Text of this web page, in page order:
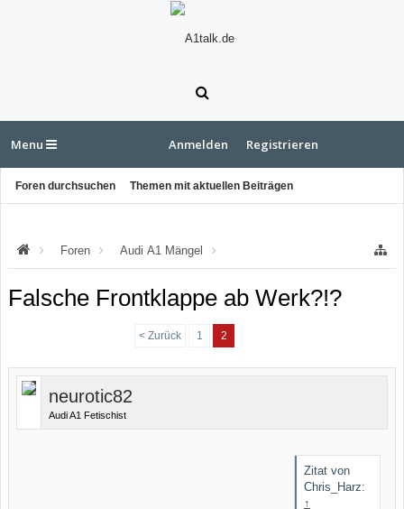
Menu
Foren durchsuchen Themen mit aktuellen Beiträgen
Anmelden Registrieren
Foren Audi A1 Mängel
Mängel an der Karosserie
Falsche Frontklappe ab Werk?!?
< Zurück 1 2
neurotic82
Audi A1 Fetischist
Zitat von
Chris_Harz:
↑